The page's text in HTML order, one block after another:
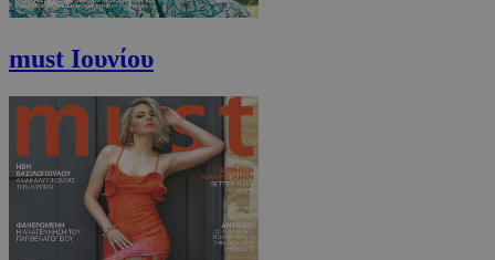
must Ιουνίου